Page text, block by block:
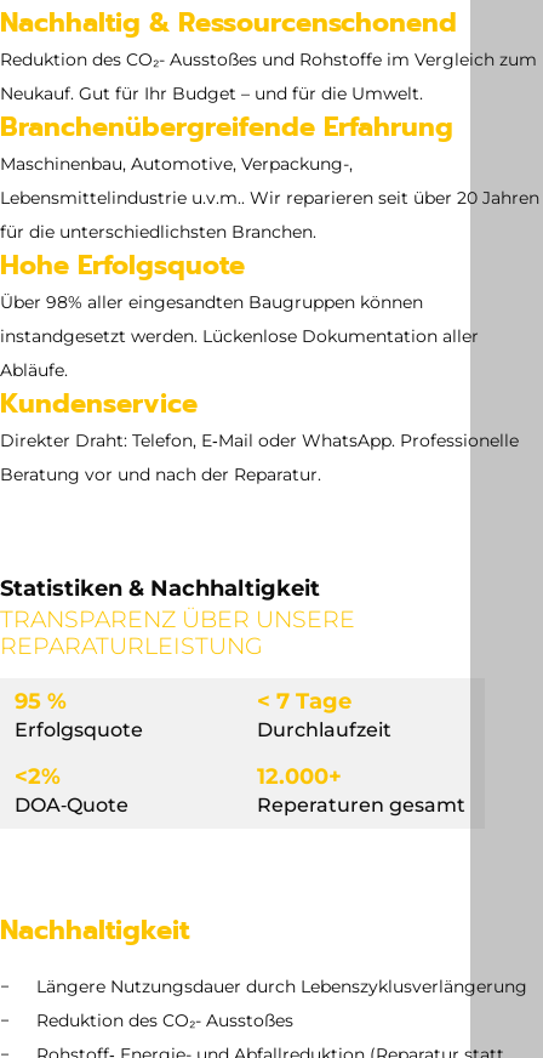
Abmessung
Nachhaltig & Ressourcenschonend
Reduktion des CO₂- Ausstoßes und Rohstoffe im Vergleich zum
Neukauf. Gut für Ihr Budget – und für die Umwelt.
Branchenübergreifende Erfahrung
Maschinenbau, Automotive, Verpackung-,
Lebensmittelindustrie u.v.m.. Wir reparieren seit über 20 Jahren
für die unterschiedlichsten Branchen.
Hohe Erfolgsquote
Über 98% aller eingesandten Baugruppen können
instandgesetzt werden. Lückenlose Dokumentation aller
Abläufe.
Kundenservice
Direkter Draht: Telefon, E‑Mail oder WhatsApp. Professionelle
Beratung vor und nach der Reparatur.
Statistiken & Nachhaltigkeit
TRANSPARENZ ÜBER UNSERE
REPARATURLEISTUNG
95 %
Erfolgsquote
< 7 Tage
Durchlaufzeit
<2%
DOA‐Quote
12.000+
Reperaturen gesamt
Nachhaltigkeit
Längere Nutzungsdauer durch Lebenszyklusverlängerung
Reduktion des CO₂- Ausstoßes